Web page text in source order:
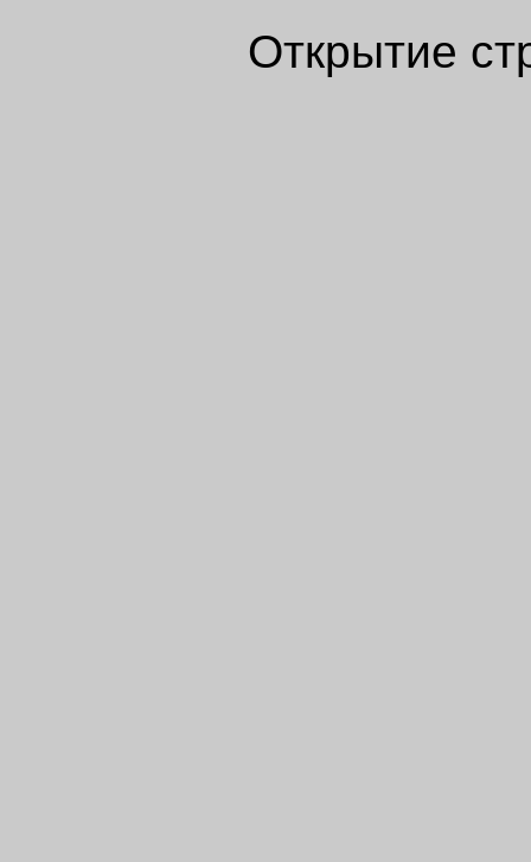
Открытие